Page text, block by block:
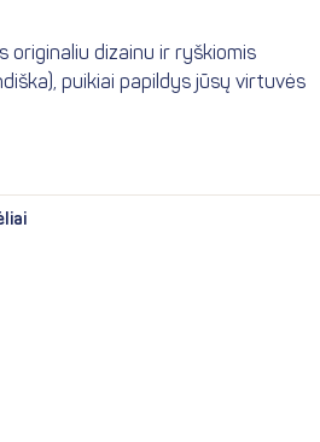
originaliu dizainu ir ryškiomis
puikiai papildys jūsų virtuvės